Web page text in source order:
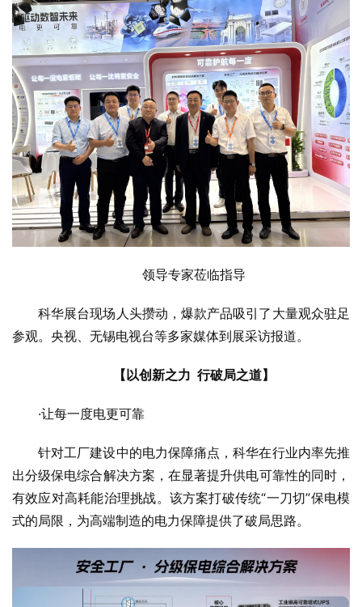
领导专家莅临指导
科华展台现场人头攒动，爆款产品吸引了大量观众驻足
参观。央视、无锡电视台等多家媒体到展采访报道。
【以创新之力  行破局之道】
·让每一度电更可靠
针对工厂建设中的电力保障痛点，科华在行业内率先推
出分级保电综合解决方案，在显著提升供电可靠性的同时，
有效应对高耗能治理挑战。该方案打破传统“一刀切”保电模
式的局限，为高端制造的电力保障提供了破局思路。